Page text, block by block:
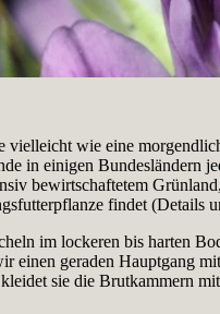
wie eine
in einigen Bundesländern
bewirtschaftetem
findet (Details
im lockeren bis harten
geraden Hauptgang
sie die Brutkammern